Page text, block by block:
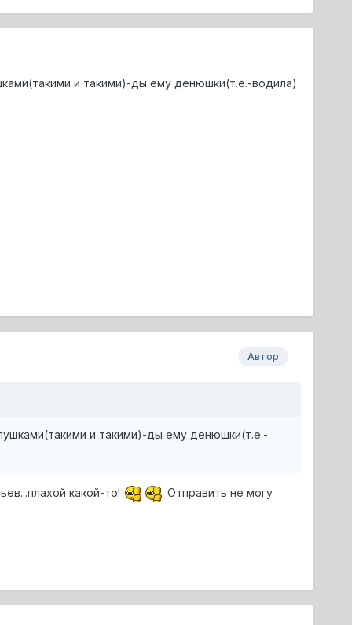
и такими)-ды ему денюшки(т.е.-водила)
Автор
и такими)-ды ему денюшки(т.е.-
какой-то!
Отправить не могу